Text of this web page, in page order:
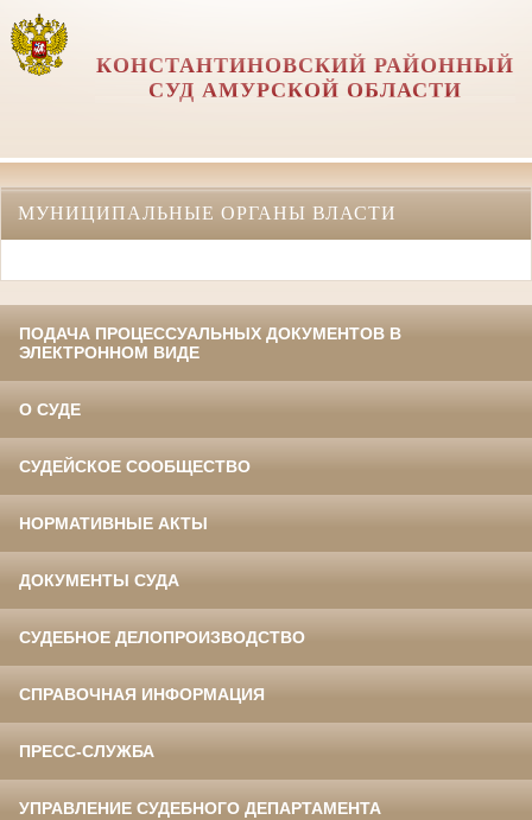
КОНСТАНТИНОВСКИЙ РАЙОННЫЙ
СУД АМУРСКОЙ ОБЛАСТИ
МУНИЦИПАЛЬНЫЕ ОРГАНЫ ВЛАСТИ
ПОДАЧА ПРОЦЕССУАЛЬНЫХ ДОКУМЕНТОВ В
ЭЛЕКТРОННОМ ВИДЕ
О СУДЕ
СУДЕЙСКОЕ СООБЩЕСТВО
НОРМАТИВНЫЕ АКТЫ
ДОКУМЕНТЫ СУДА
СУДЕБНОЕ ДЕЛОПРОИЗВОДСТВО
СПРАВОЧНАЯ ИНФОРМАЦИЯ
ПРЕСС-СЛУЖБА
УПРАВЛЕНИЕ СУДЕБНОГО ДЕПАРТАМЕНТА